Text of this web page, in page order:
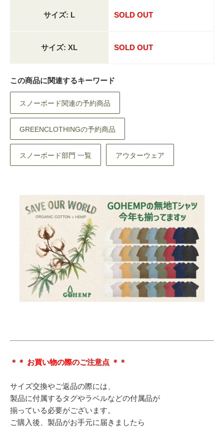
サイズ: L SOLD OUT
サイズ: XL SOLD OUT
この商品に関連するキーワード
スノーボード関連の予約商品
GREENCLOTHINGの予約商品
スノーボード部門 一覧 アウターウェア
＊＊ お買い物の際のご注意点 ＊＊
サイズ交換やご返品の際には、
製品に付属するタグやラベルなどの付属品が
揃っている必要がございます。
ご購入後、製品がお手元に届きましたら